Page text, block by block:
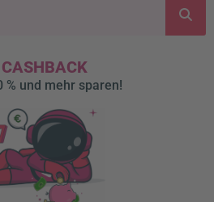
% und mehr sparen!